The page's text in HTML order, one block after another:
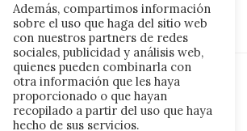
Europa.
Juárez.
Además, compartimos información
sobre el uso que haga del sitio web
con nuestros partners de redes
sociales, publicidad y análisis web,
quienes pueden combinarla con
otra información que les haya
proporcionado o que hayan
recopilado a partir del uso que haya
hecho de sus servicios.